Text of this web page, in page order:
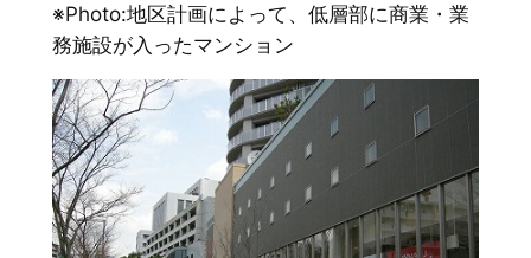
※Photo:地区計画によって、低層部に商業・業
務施設が入ったマンション